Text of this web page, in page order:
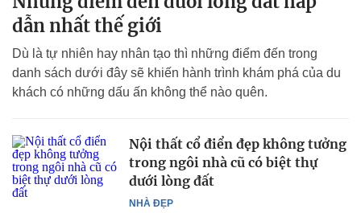
dẫn nhất thế giới
Dù là tự nhiên hay nhân tạo thì những điểm đến trong
danh sách dưới đây sẽ khiến hành trình khám phá của du
khách có những dấu ấn không thể nào quên.
NHÀ ĐẸP
Nội thất cổ điển đẹp không tưởng
trong ngôi nhà cũ có biệt thự
dưới lòng đất